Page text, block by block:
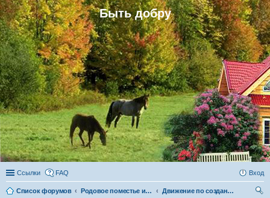
Быть добру
Ссылки FAQ Вход
Список форумов Родовое поместье и родовое поселение
Движение по созданию родовых поместий и его деятельность